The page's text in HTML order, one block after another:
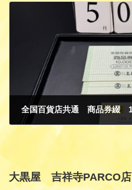
5月 21, 2026
大黒屋 吉祥寺PARCO店